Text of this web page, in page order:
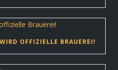
OFFIZIELLE BRAUEREI!